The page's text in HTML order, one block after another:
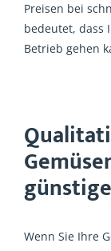
Preisen bei
bedeutet, dass
Betrieb gehen
Wenn Sie Ihre